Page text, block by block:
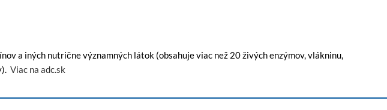
a iných nutrične významných látok (obsahuje viac než 20 živých enzýmov, vlákninu,
Viac na adc.sk